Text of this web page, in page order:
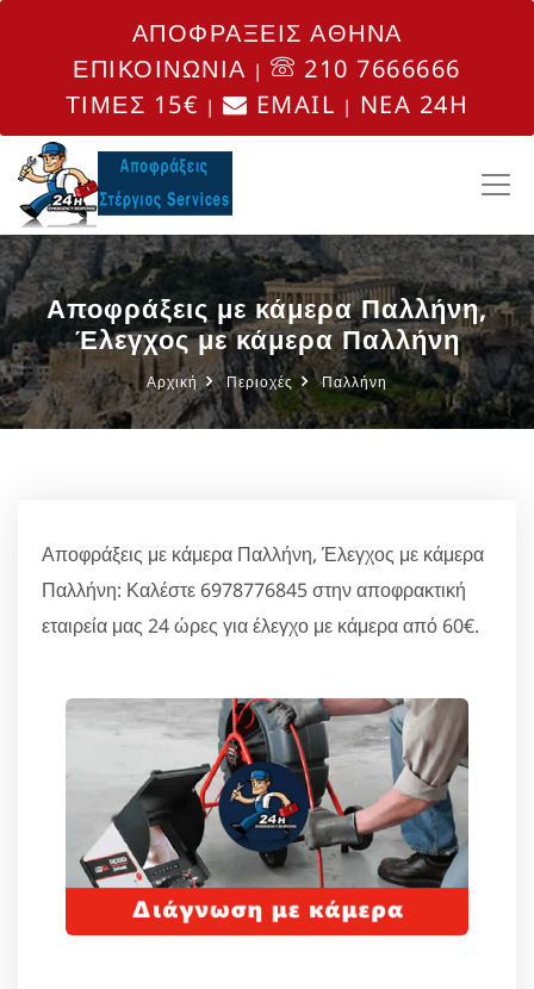
ΑΠΟΦΡΑΞΕΙΣ ΑΘΗΝΑ
ΕΠΙΚΟΙΝΩΝΙΑ |
210 7666666
ΤΙΜΕΣ 15€ | EMAIL | NEA 24H
Αποφράξεις με κάμερα Παλλήνη,
Έλεγχος με κάμερα Παλλήνη
Αρχική Περιοχές Παλλήνη
Αποφράξεις με κάμερα Παλλήνη, Έλεγχος με κάμερα
Παλλήνη: Καλέστε 6978776845 στην αποφρακτική
εταιρεία μας 24 ώρες για έλεγχο με κάμερα από 60€.